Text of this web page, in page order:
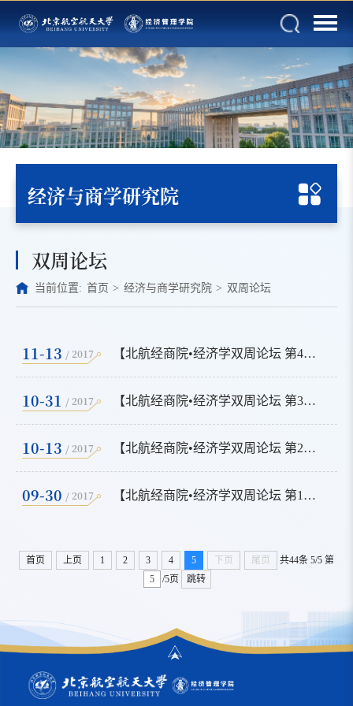
经济与商学研究院
双周论坛
当前位置: 首页 > 经济与商学研究院 > 双周论坛
11-13 / 2017 【北航经商院•经济学双周论坛 第4期】
10-31 / 2017 【北航经商院•经济学双周论坛 第3期】
10-13 / 2017 【北航经商院•经济学双周论坛 第2期】
09-30 / 2017 【北航经商院•经济学双周论坛 第1期】
首页 上页 1 2 3 4 5 下页 尾页 共44条 5/5 第
/5页
跳转